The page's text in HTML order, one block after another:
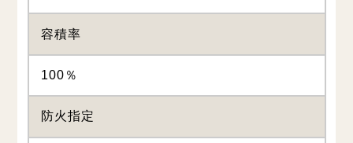
容積率
100％
防火指定